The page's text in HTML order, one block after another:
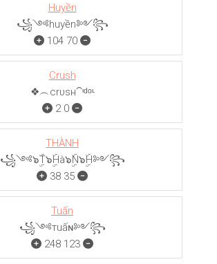
Huyền
꧁༺huyền༻꧂
104 70
Crush
❖︵crυѕн⁀ᶦᵈᵒᶫ
2 0
THÀNH
꧁༺๖ۣۜT๖ۣۜHà๖ۣۜN๖ۣۜH༻꧂
38 35
Tuấn
꧁༺тuấɴ༻꧂
248 123